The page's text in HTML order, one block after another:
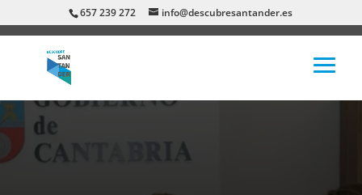
657 239 272 info@descubresantander.es